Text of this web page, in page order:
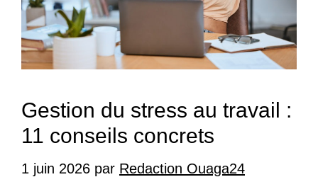
Gestion du stress au travail :
11 conseils concrets
1 juin 2026 par Redaction Ouaga24